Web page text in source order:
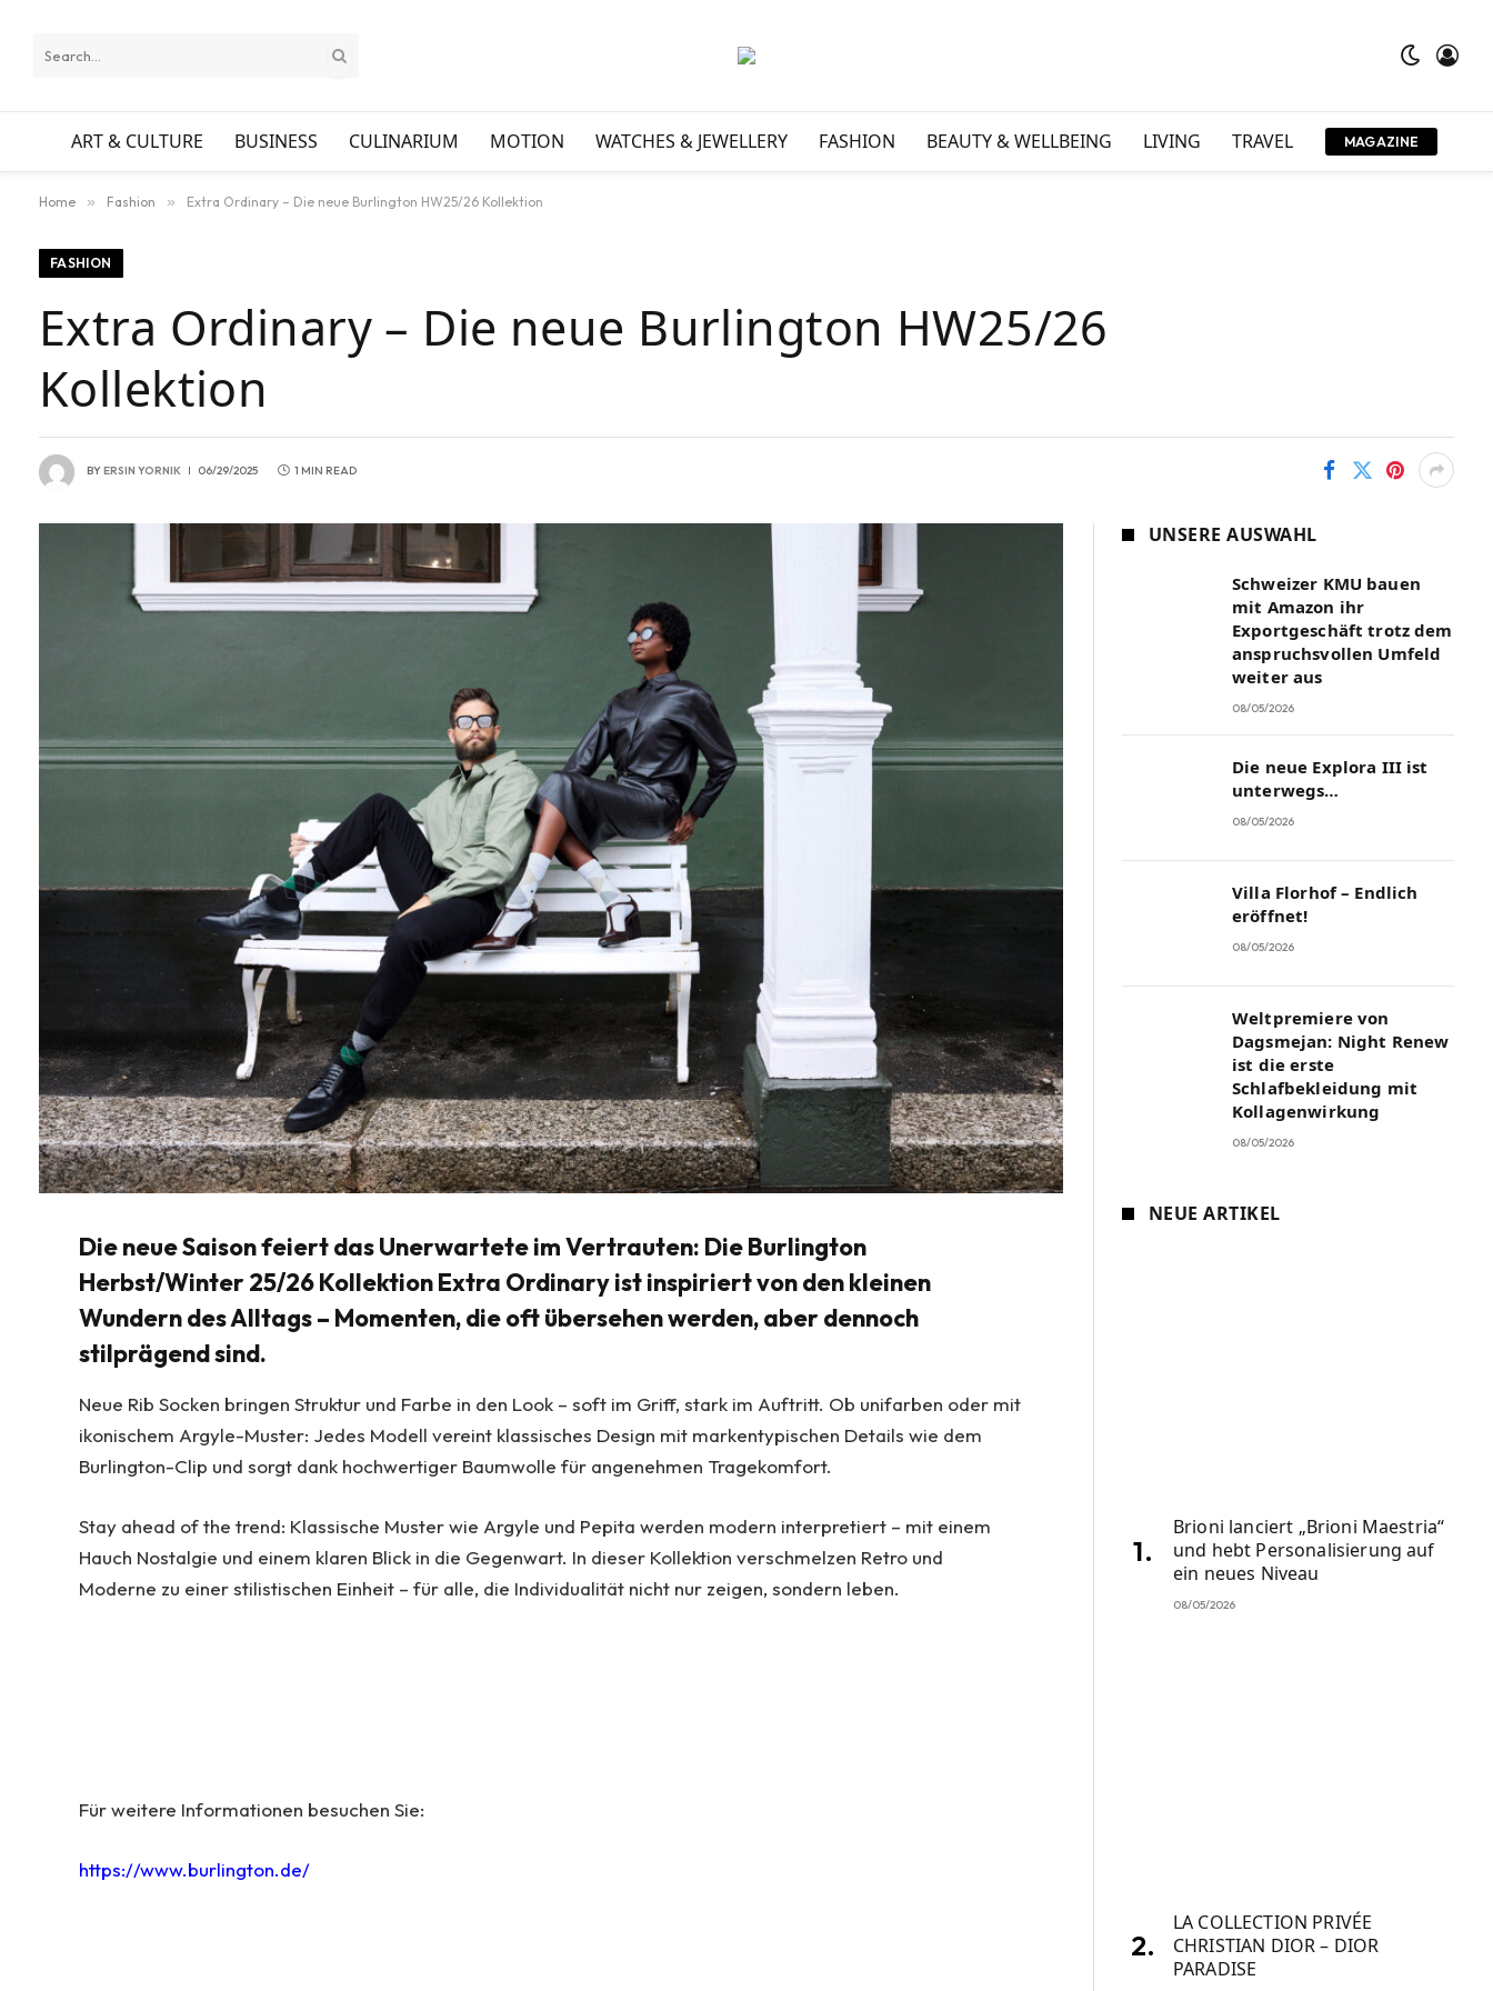
ART & CULTURE BUSINESS CULINARIUM MOTION WATCHES & JEWELLERY FASHION BEAUTY & WELLBEING LIVING TRAVEL MAGAZINE
Home » Fashion » Extra Ordinary – Die neue Burlington HW25/26 Kollektion
FASHION
Extra Ordinary – Die neue Burlington HW25/26
Kollektion
BYERSIN YORNIK 06/29/2025 1 MIN READ
Die neue Saison feiert das Unerwartete im Vertrauten: Die Burlington
Herbst/Winter 25/26 Kollektion Extra Ordinary ist inspiriert von den kleinen
Wundern des Alltags – Momenten, die oft übersehen werden, aber dennoch
stilprägend sind.
Neue Rib Socken bringen Struktur und Farbe in den Look – soft im Griff, stark im Auftritt. Ob unifarben oder mit
ikonischem Argyle-Muster: Jedes Modell vereint klassisches Design mit markentypischen Details wie dem
Burlington-Clip und sorgt dank hochwertiger Baumwolle für angenehmen Tragekomfort.
Stay ahead of the trend: Klassische Muster wie Argyle und Pepita werden modern interpretiert – mit einem
Hauch Nostalgie und einem klaren Blick in die Gegenwart. In dieser Kollektion verschmelzen Retro und
Moderne zu einer stilistischen Einheit – für alle, die Individualität nicht nur zeigen, sondern leben.
Für weitere Informationen besuchen Sie:
https://www.burlington.de/
UNSERE AUSWAHL
Schweizer KMU bauen
mit Amazon ihr
Exportgeschäft trotz dem
anspruchsvollen Umfeld
weiter aus
08/05/2026
Die neue Explora III ist
unterwegs…
08/05/2026
Villa Florhof – Endlich
eröffnet!
08/05/2026
Weltpremiere von
Dagsmejan: Night Renew
ist die erste
Schlafbekleidung mit
Kollagenwirkung
08/05/2026
NEUE ARTIKEL
Brioni lanciert „Brioni Maestria“
und hebt Personalisierung auf
ein neues Niveau
08/05/2026
LA COLLECTION PRIVÉE
CHRISTIAN DIOR – DIOR
PARADISE